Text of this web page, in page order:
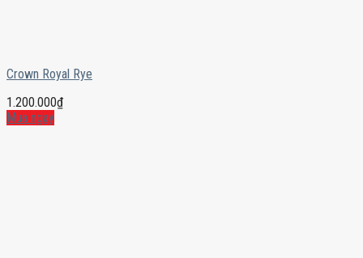
Crown Royal Rye
1.200.000₫
Mua ngay